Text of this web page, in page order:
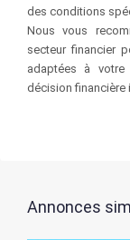
des conditions
Nous vous
secteur financier
adaptées à votre
décision financière
Annonces